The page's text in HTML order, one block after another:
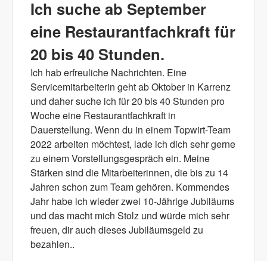
Ich suche ab September
eine Restaurantfachkraft für
20 bis 40 Stunden.
Ich hab erfreuliche Nachrichten. Eine
Servicemitarbeiterin geht ab Oktober in Karrenz
und daher suche ich für 20 bis 40 Stunden pro
Woche eine Restaurantfachkraft in
Dauerstellung. Wenn du in einem Topwirt-Team
2022 arbeiten möchtest, lade ich dich sehr gerne
zu einem Vorstellungsgespräch ein. Meine
Stärken sind die Mitarbeiterinnen, die bis zu 14
Jahren schon zum Team gehören. Kommendes
Jahr habe ich wieder zwei 10-Jährige Jubiläums
und das macht mich Stolz und würde mich sehr
freuen, dir auch dieses Jubiläumsgeld zu
bezahlen..